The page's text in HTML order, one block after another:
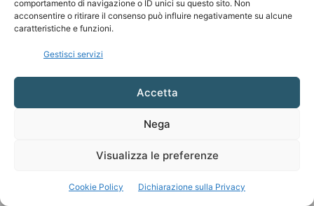
comportamento di navigazione o ID unici su questo sito. Non
acconsentire o ritirare il consenso può influire negativamente su alcune
caratteristiche e funzioni.
Gestisci servizi
Accetta
Nega
Visualizza le preferenze
Cookie Policy Dichiarazione sulla Privacy